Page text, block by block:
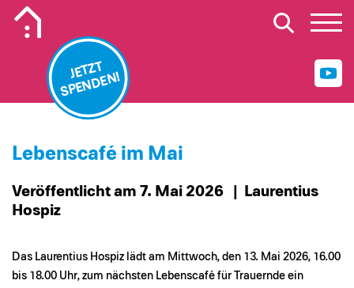
JETZT
SPENDEN!
Lebenscafé im Mai
Veröffentlicht am 7. Mai 2026
| Laurentius
Hospiz
Das Laurentius Hospiz lädt am Mittwoch, den 13. Mai 2026, 16.00
bis 18.00 Uhr, zum nächsten Lebenscafé für Trauernde ein
Mobiles Logo Mission Lebenshaus